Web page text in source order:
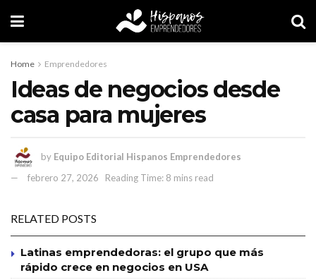
Home Emprendedores
Ideas de negocios desde
casa para mujeres
by Equipo Editorial Hispanos Emprendedores
febrero 27, 2026
Reading Time: 8 mins read
RELATED POSTS
Latinas emprendedoras: el grupo que más
rápido crece en negocios en USA